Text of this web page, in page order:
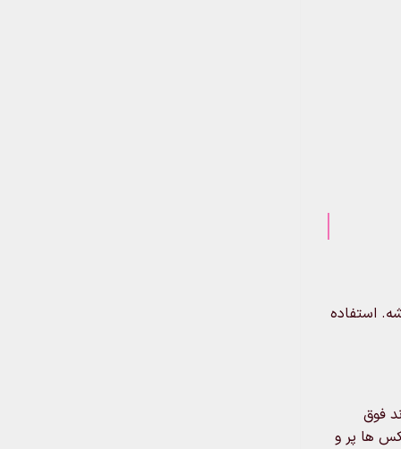
استفاده
فوق
ها پر و